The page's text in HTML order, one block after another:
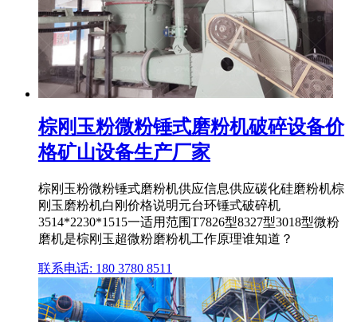
棕刚玉粉微粉锤式磨粉机破碎设备价
格矿山设备生产厂家
棕刚玉粉微粉锤式磨粉机供应信息供应碳化硅磨粉机棕
刚玉磨粉机白刚价格说明元台环锤式破碎机
3514*2230*1515一适用范围T7826型8327型3018型微粉
磨机是棕刚玉超微粉磨粉机工作原理谁知道？
联系电话: 180 3780 8511